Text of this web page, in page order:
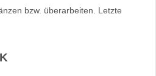
bzw. überarbeiten. Letzte